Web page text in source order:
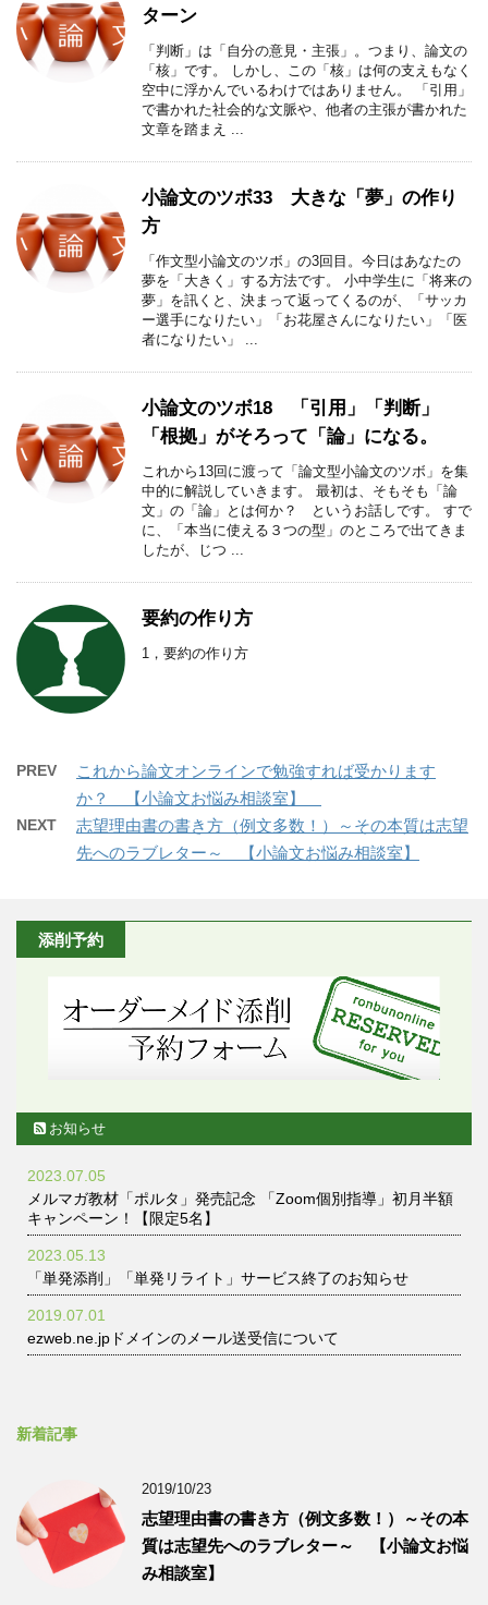
ターン
「判断」は「自分の意見・主張」。つまり、論文の
「核」です。 しかし、この「核」は何の支えもなく
空中に浮かんでいるわけではありません。 「引用」
で書かれた社会的な文脈や、他者の主張が書かれた
文章を踏まえ ...
小論文のツボ33 大きな「夢」の作り
方
「作文型小論文のツボ」の3回目。今日はあなたの
夢を「大きく」する方法です。 小中学生に「将来の
夢」を訊くと、決まって返ってくるのが、「サッカ
ー選手になりたい」「お花屋さんになりたい」「医
者になりたい」 ...
小論文のツボ18 「引用」「判断」
「根拠」がそろって「論」になる。
これから13回に渡って「論文型小論文のツボ」を集
中的に解説していきます。 最初は、そもそも「論
文」の「論」とは何か？ というお話しです。 すで
に、「本当に使える３つの型」のところで出てきま
したが、じつ ...
要約の作り方
1，要約の作り方
PREV
これから論文オンラインで勉強すれば受かります
か？ 【小論文お悩み相談室】
NEXT
志望理由書の書き方（例文多数！）～その本質は志望
先へのラブレター～ 【小論文お悩み相談室】
添削予約
お知らせ
2023.07.05
メルマガ教材「ポルタ」発売記念 「Zoom個別指導」初月半額
キャンペーン！【限定5名】
2023.05.13
「単発添削」「単発リライト」サービス終了のお知らせ
2019.07.01
ezweb.ne.jpドメインのメール送受信について
新着記事
2019/10/23
志望理由書の書き方（例文多数！）～その本
質は志望先へのラブレター～ 【小論文お悩
み相談室】